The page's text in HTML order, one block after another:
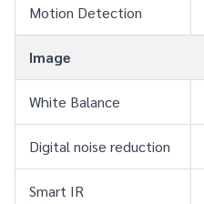
Motion Detection
Image
White Balance
Digital noise reduction
Smart IR